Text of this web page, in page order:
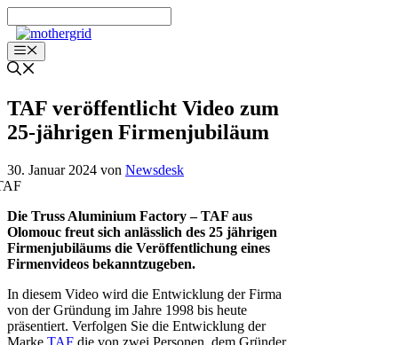
Inhalt
springenMenü
TAF veröffentlicht Video zum
25-jährigen Firmenjubiläum
30. Januar 2024 von Newsdesk
Die Truss Aluminium Factory – TAF aus
Olomouc freut sich anlässlich des 25 jährigen
Firmenjubiläums die Veröffentlichung eines
Firmenvideos bekanntzugeben.
In diesem Video wird die Entwicklung der Firma
von der Gründung im Jahre 1998 bis heute
präsentiert. Verfolgen Sie die Entwicklung der